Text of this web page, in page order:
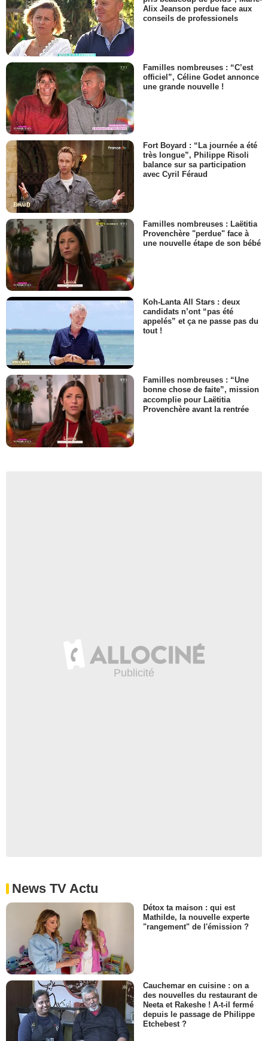
Alix Jeanson perdue face aux
conseils de professionels
Familles nombreuses : “C’est
officiel”, Céline Godet annonce
une grande nouvelle !
Fort Boyard : “La journée a été
très longue”, Philippe Risoli
balance sur sa participation
avec Cyril Féraud
Familles nombreuses : Laëtitia
Provenchère "perdue" face à
une nouvelle étape de son bébé
Koh-Lanta All Stars : deux
candidats n’ont “pas été
appelés” et ça ne passe pas du
tout !
Familles nombreuses : “Une
bonne chose de faite”, mission
accomplie pour Laëtitia
Provenchère avant la rentrée
News TV Actu
Détox ta maison : qui est
Mathilde, la nouvelle experte
"rangement" de l'émission ?
Cauchemar en cuisine : on a
des nouvelles du restaurant de
Neeta et Rakeshe ! A-t-il fermé
depuis le passage de Philippe
Etchebest ?